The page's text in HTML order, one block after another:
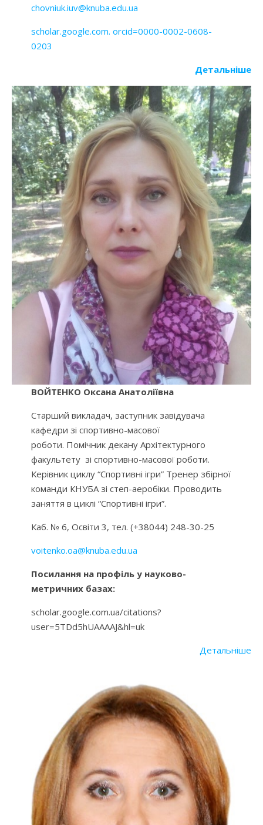
chovniuk.iuv@knuba.edu.ua
scholar.google.com. orcid=0000-0002-0608-
0203
Детальніше
ВОЙТЕНКО Оксана Анатоліївна
Старший викладач, заступник завідувача
кафедри зі спортивно-масової
роботи. Помічник декану Архітектурного
факультету зі спортивно-масової роботи.
Керівник циклу “Спортивні ігри” Тренер збірної
команди КНУБА зі степ-аеробіки. Проводить
заняття в циклі “Спортивні ігри”.
Каб. № 6, Освіти 3, тел. (+38044) 248-30-25
voitenko.oa@knuba.edu.ua
Посилання на профіль у науково-
метричних базах:
scholar.google.com.ua/citations?
user=5TDd5hUAAAAJ&hl=uk
Детальніше